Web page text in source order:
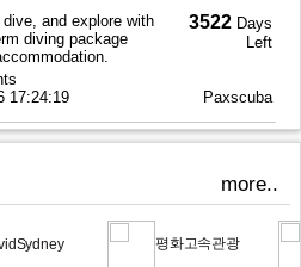
and explore with
diving package
3522 Days
Left
17:24:19
Paxscuba
more..
평화고속관광